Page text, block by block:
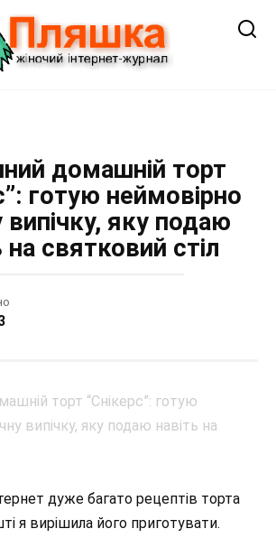
домашній торт
готую неймовірно
яку подаю
на святковий стіл
дуже багато рецептів торта
я вирішила його приготувати.